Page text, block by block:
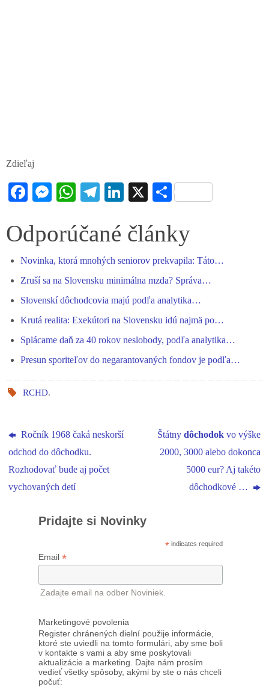
Zdieľaj
Fa
bo
ok
M
se
er
W
ts
pp
Te
gr
m
Li
ed
X S
re
Odporúčané články
Novinka, ktorá mnohých seniorov prekvapila: Táto…
Zruší sa na Slovensku minimálna mzda? Správa…
Slovenskí dôchodcovia majú podľa analytika…
Krutá realita: Exekútori na Slovensku idú najmä po…
Splácame daň za 40 rokov neslobody, podľa analytika…
Presun sporiteľov do negarantovaných fondov je podľa…
RCHD.
Ročník 1968 čaká neskorší
odchod do dôchodku.
Rozhodovať bude aj počet
vychovaných detí
Štátny dôchodokvo výške
2000, 3000 alebo dokonca
5000 eur? Aj takéto
dôchodkové …
Pridajte si Novinky
* indicates required
Email *
Zadajte email na odber Noviniek.
Marketingové povolenia
Register chránených dielní použije informácie,
ktoré ste uviedli na tomto formulári, aby sme boli
v kontakte s vami a aby sme poskytovali
aktualizácie a marketing. Dajte nám prosím
vedieť všetky spôsoby, akými by ste o nás chceli
počuť: